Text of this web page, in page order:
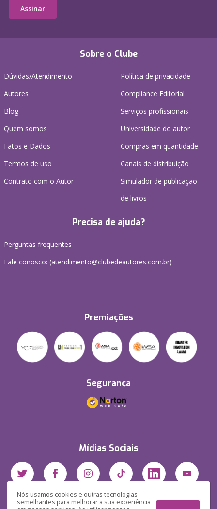
Nós usamos cookies e outras tecnologias
semelhantes para melhorar a sua experiência
Sobre o Clube
Dúvidas/Atendimento
Autores
Blog
Quem somos
Fatos e Dados
Termos de uso
Contrato com o Autor
Política de privacidade
Compliance Editorial
Serviços profissionais
Universidade do autor
Compras em quantidade
Canais de distribuição
Simulador de publicação
de livros
Precisa de ajuda?
Perguntas frequentes
Fale conosco: (atendimento@clubedeautores.com.br)
Premiações
Segurança
Mídias Sociais
Assinar